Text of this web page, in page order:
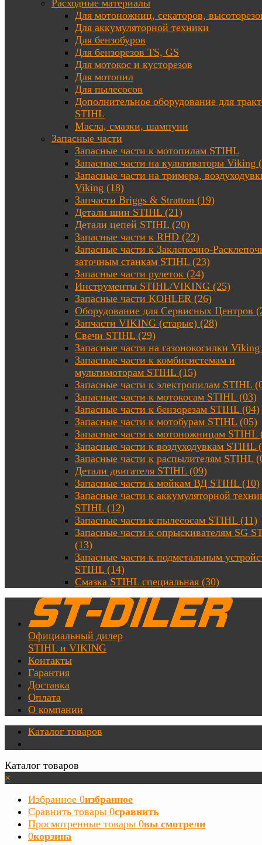
Расходные материалы
Для мотоножниц, секаторов,
Для аккумуляторной техники
Для бензобуров
Для бензорезов TS, GS
Для мотокос и кусторезов
Для мотопил
Для пылесосов
Дополнительное оборудование для
STIHL
Масла, смазки, шампуни
Запасные части
Запасные части к мотопилам STIHL
Запасные части на культиваторы Viking
Запасные части на тримера,
Viking (18)
Запчасти Briggs & Stratton (19)
Детали шин STIHL (21)
Детали цепей STIHL (20)
Запасные части к RHD (22)
Запасные части к Заклепочно-
заточным станкам STIHL (23)
Запасные части рулеток (24)
Инструменты STIHL/VIKING (25)
Запасные части KOHLER (26)
Оборудование для Сервисных Центров
Запчасти VIKING (старые) (28)
Свечи STIHL (29)
Запасные части на газонокосилки
Запасные части к комбисистемам и
мультимоторам STIHL (15)
Запасные части к электропилам STIHL
Запасные части к мотокосам STIHL (03)
Запасные части к бензорезам STIHL (04)
Запасные части к мотобурам STIHL (05)
Запасные части к мотоножницам STIHL
Запасные части к воздуходувкам STIHL
Запасные части к распылителям STIHL
Детали двигателя STIHL (09)
Запасные части к мойкам ВД STIHL (10)
Запасные части к аккумуляторной
STIHL (12)
Запасные части к пылесосам STIHL (11)
Запасные части к опрыскивателям SG
(13)
Запасные части к подметальным
STIHL (14)
Смазка STIHL специальная (30)
Официальный дилер
STIHL и VIKING
Контакты
Гарантия
Доставка
Оплата
О компании
Каталог товаров
Каталог товаров
×
Избранное 0избранное
Сравнить товары 0сравнить
Просмотренные товары 0вы смотрели
0корзина